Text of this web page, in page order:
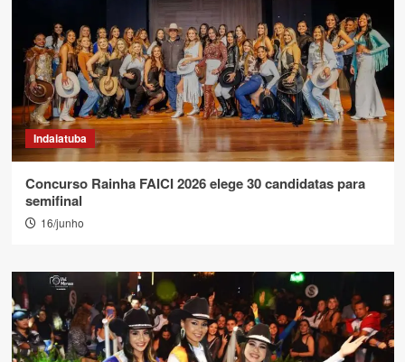
Indaiatuba
Concurso Rainha FAICI 2026 elege 30 candidatas para
semifinal
16/junho